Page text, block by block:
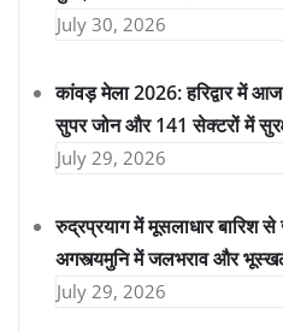
July 30, 2026
कांवड़ मेला 2026: हरिद्वार में
सुपर जोन और 141 सेक्टरों में
July 29, 2026
रुद्रप्रयाग में मूसलाधार बारिश
अगस्त्यमुनि में जलभराव और
July 29, 2026